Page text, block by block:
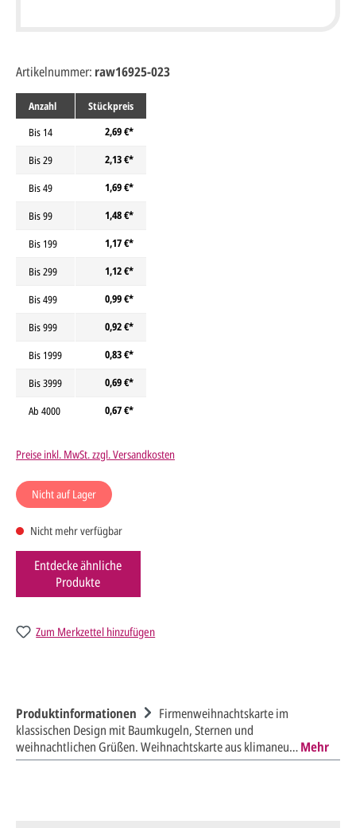
Anzahl
Stückpreis
Bis 14
2,69 €*
Bis29
2,13 €*
Bis49
1,69 €*
Bis99
1,48 €*
Bis 199
1,17 €*
Bis299
1,12 €*
Bis499
0,99 €*
Bis999
0,92 €*
Bis 1999
0,83 €*
Bis3999
0,69 €*
Ab 4000 0,67 €*
Preise inkl. MwSt. zzgl. Versandkosten
Nicht auf Lager
Nicht mehr verfügbar
Entdecke ähnliche
Produkte
Zum Merkzettel hinzufügen
Artikelnummer: raw16925-023
Produktinformationen
Firmenweihnachtskarte im
klassischen Design mit Baumkugeln, Sternen und
weihnachtlichen Grüßen. Weihnachtskarte aus klimaneu…Mehr